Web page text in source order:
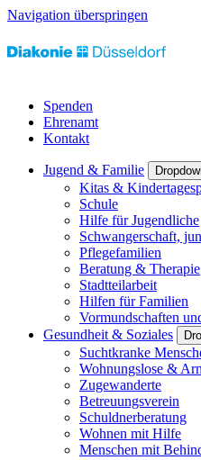
Navigation überspringen
Spenden
Ehrenamt
Kontakt
Jugend & Familie
Kitas &
Schule
Hilfe für Jugendliche
Schwangerschaft,
Pflegefamilien
Beratung & Therapie
Stadtteilarbeit
Hilfen für Familien
Vormundschaften
Gesundheit & Soziales
Suchtkranke
Wohnungslose &
Zugewanderte
Betreuungsverein
Schuldnerberatung
Wohnen mit Hilfe
Menschen mit